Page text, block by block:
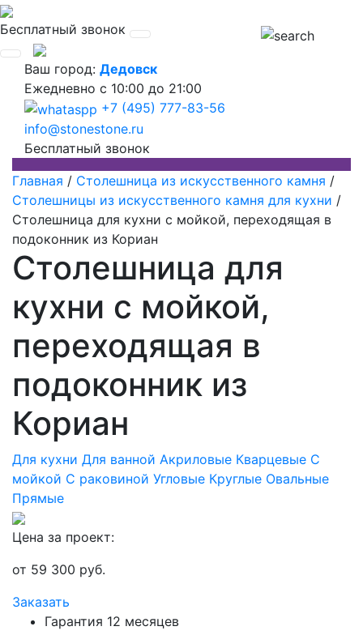
Бесплатный звонок
Ваш город: Дедовск
Ежедневно с 10:00 до 21:00
+7 (495) 777-83-56
info@stonestone.ru
Бесплатный звонок
Главная / Столешница из искусственного камня /
Столешницы из искусственного камня для кухни /
Столешница для кухни с мойкой, переходящая в
подоконник из Кориан
Столешница для
кухни с мойкой,
переходящая в
подоконник из
Кориан
Для кухни Для ванной Акриловые Кварцевые С
мойкой С раковиной Угловые Круглые Овальные
Прямые
Цена за проект:
от 59 300 руб.
Заказать
Гарантия 12 месяцев